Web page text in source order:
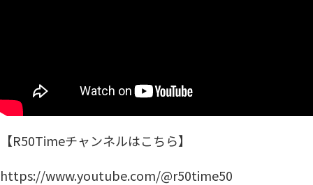
【R50Timeチャンネルはこちら】
https://www.youtube.com/@r50time50